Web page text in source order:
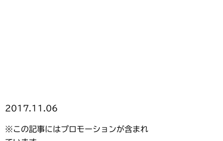
2017.11.06
※この記事にはプロモーションが含まれ